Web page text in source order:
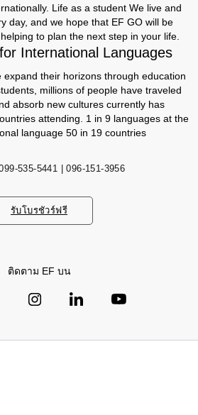
Life as a student We live and
day, and we hope that EF GO will be
to plan the next step in your life.
International Languages
expand their horizons through education
millions of people have traveled
absorb new cultures currently has
attending. 1 in 9 languages ​​at the
language 50 in 19 countries
535-5441 | 096-151-3956
รับโบรชัวร์ฟรี
ติดตาม EF บน